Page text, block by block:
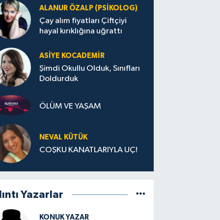
ALANUR ÖZALP (PSIKOLOG)
Çay alım fiyatları Çiftçiyi
hayal kırıklığına uğrattı
ASIYE KOCADEMİR
Şimdi Okullu Olduk, Sınıfları
Doldurduk
ÖLÜM VE YAŞAM
NEVAL KÜTÜK
COŞKU KANATLARIYLA UÇ!
Yazarlar
KONUK YAZAR